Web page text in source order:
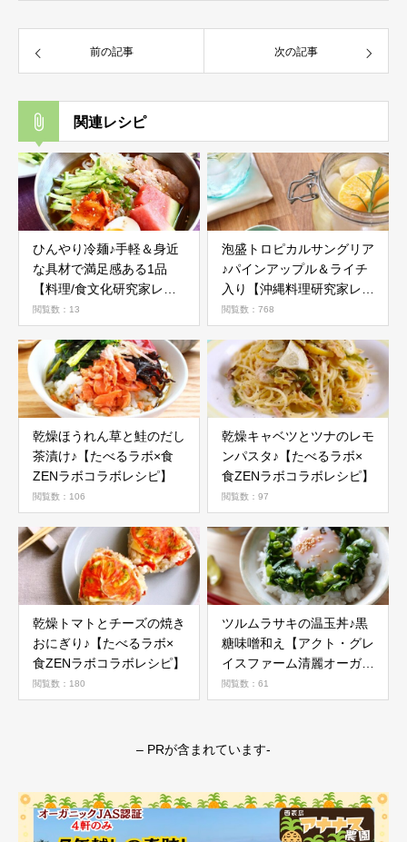
前の記事 次の記事
関連レシピ
ひんやり冷麺♪手軽＆身近
な具材で満足感ある1品
【料理/食文化研究家レシ
ピ】
閲覧数：13
泡盛トロピカルサングリア
♪パインアップル＆ライチ
入り【沖縄料理研究家レシ
ピ】
閲覧数：768
乾燥ほうれん草と鮭のだし
茶漬け♪【たべるラボ×食
ZENラボコラボレシピ】
閲覧数：106
乾燥キャベツとツナのレモ
ンパスタ♪【たべるラボ×
食ZENラボコラボレシピ】
閲覧数：97
乾燥トマトとチーズの焼き
おにぎり♪【たべるラボ×
食ZENラボコラボレシピ】
閲覧数：180
ツルムラサキの温玉丼♪黒
糖味噌和え【アクト・グレ
イスファーム清麗オーガニ
ック野菜活用レシピ】
閲覧数：61
– PRが含まれています-